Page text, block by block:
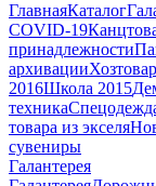
ГлавнаяКаталог
COVID-19
принадлежности
архивации
2016Школа 2015
техника
товара из экселя
сувениры
Галантерея